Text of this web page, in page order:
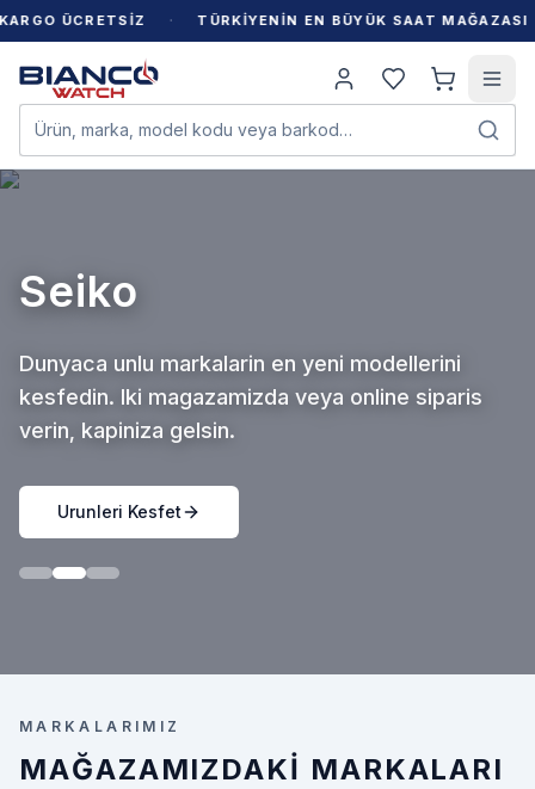
ÜCRETSİZ · TÜRKİYENİN EN BÜYÜK SAAT MAĞAZASI ·
Ürün, marka, model kodu veya barkod…
Seiko
Dunyaca unlu markalarin en yeni modellerini
kesfedin. Iki magazamizda veya online siparis
verin, kapiniza gelsin.
Urunleri Kesfet
MARKALARIMIZ
MAĞAZAMIZDAKI MARKALARI